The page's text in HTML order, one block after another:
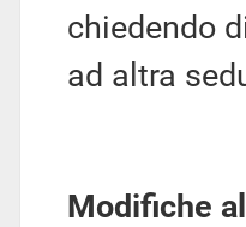
chiedendo
ad altra
Modifiche